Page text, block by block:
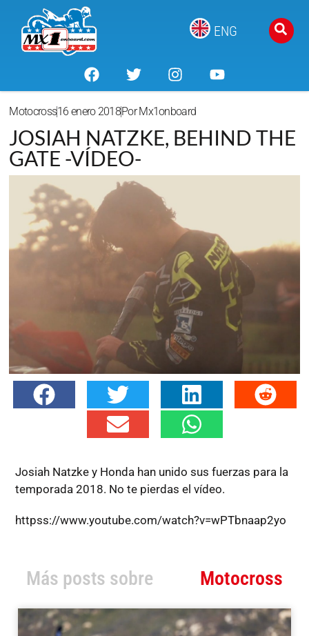
ENG
Motocross16 enero 2018PorMx1onboard
JOSIAH NATZKE, BEHIND THE
GATE -VÍDEO-
Josiah Natzke y Honda han unido sus fuerzas para la
temporada 2018. No te pierdas el vídeo.
httpss://www.youtube.com/watch?v=wPTbnaap2yo
Más posts sobre Motocross